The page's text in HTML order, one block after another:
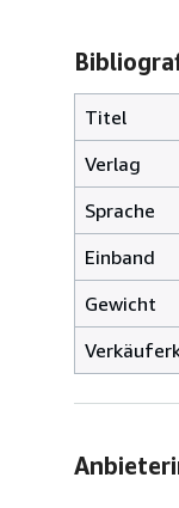
Titel
Verlag
Sprache
Einband
Gewicht